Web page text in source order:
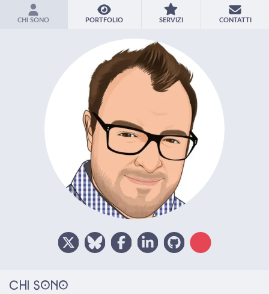
CHI SONO PORTFOLIO SERVIZI CONTATTI
CHI SONO